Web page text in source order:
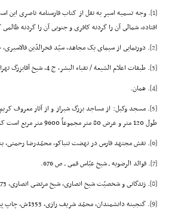
[1] . وجه تسمیه اسیر به نقل از کتاب فارسنامه ناصرى
افتاده، شمالى آن را گردنه کافرى و جنوبى آن را گردنه
[2] . دورنمایى از سیماى یک مجاهد، سیّد فخرالدّین فالاسیرى،
[3] . طبقات اعلام الشیعة / نقباء البشر، ج 4، شیخ آقابزرگ تهرانى، دارالمرتضى، مشهد، ص 1584.
[4] . همان.
[5]
طول 120 متر و عرض 80 متر مجموعاً 9600 متر مربع است که در سال 1187 هـ.ق. ساخته شده است.
[6] . نقش مجتهد فارس در نهضت تنباکو، محمّدرضا رحمتى،
[7] . فوائد الرضویه ـ شیخ عبّاس قمى ـ ص 676.
[8] . زندگانى و شخصیّت شیخ انصارى، شیخ مرتضى انصارى، 1373ش، قم، ص 495.
[9] . گنجینه دانشمندان، محمّد شریف رازى، 1353ش، چاپ پیروز قم. ج 5، ص 175ـ174.